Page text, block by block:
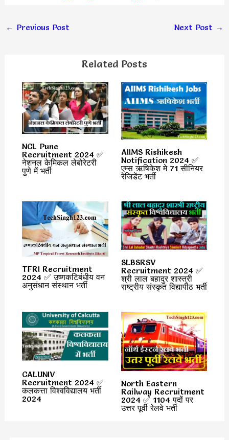
← Previous Post Next Post →
Related Posts
NCL Pune
Recruitment 2024 ✅
नेशनल केमिकल लेबोरेटरी
पुणे में भर्ती
AIIMS Rishikesh
Notification 2024 ✅
एम्स ऋषिकेश मे 71 सीनियर
रेजिडेंट भर्ती
TFRI Recruitment
2024 ✅ उष्णकटिबंधीय वन
अनुसंधान संस्थान भर्ती
SLBSRSV
Recruitment 2024 ✅
श्री लाल बहादुर शास्त्री
राष्ट्रीय संस्कृत विद्यापीठ भर्ती
CALUNIV
Recruitment 2024 ✅
कलकत्ता विश्वविद्यालय भर्ती
2024
North Eastern
Railway Recruitment
2024 ✅ 1104 पदों पर
उत्तर पूर्वी रेलवे भर्ती